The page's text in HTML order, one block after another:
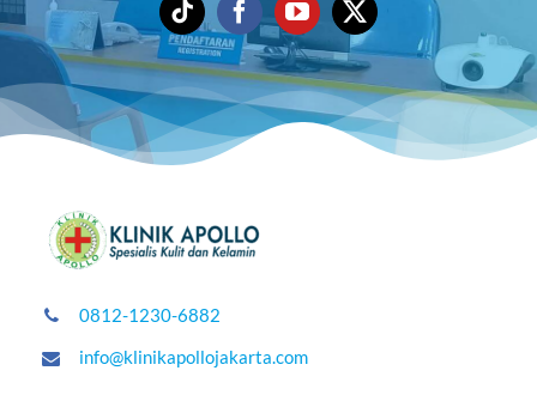
0812-1230-6882
info@klinikapollojakarta.com